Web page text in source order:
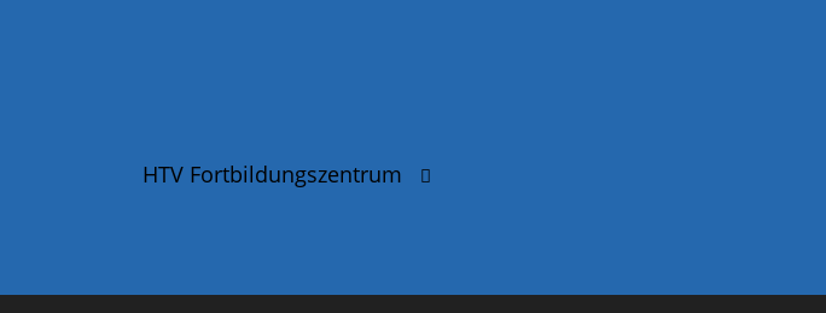
HTV Fortbildungszentrum